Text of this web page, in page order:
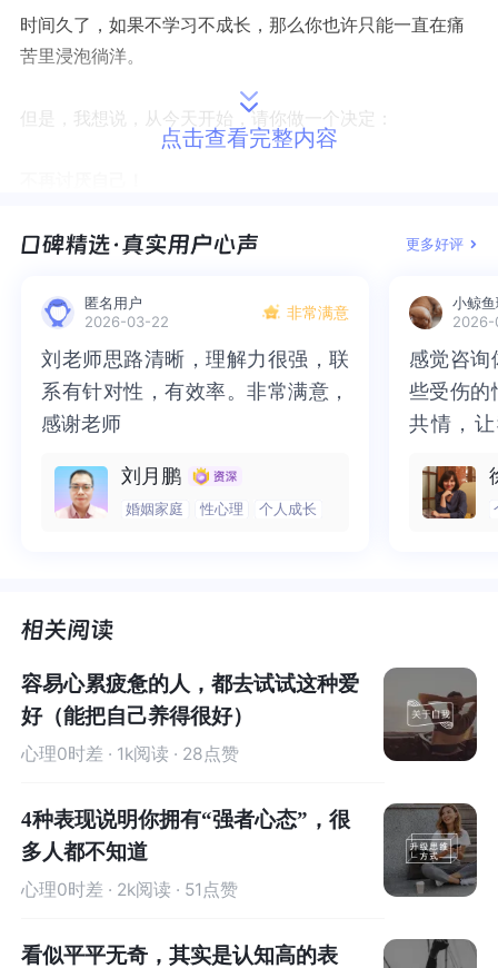
时间久了，如果不学习不成长，那么你也许只能一直在痛
苦里浸泡徜洋。
但是，我想说，从今天开始，请你做一个决定：
是的，从今天开始，做一个决定：不再讨厌自己！
真相！有多少人在自我厌恶中长大
我们常常以为，讨厌自己只是少数人的困扰，但事实可能
恰恰相反。现实中却是，绝大多数人在成长过程中都曾经
一项针对成年人的心理调查显示，超过70%的人承认，他
值得被爱”或“不如别人”。这种自我厌恶并非偶然的情绪波
动，而是长期积累的心理状态，甚至可能成为一种习惯。
而是来自童年时期的负面反馈。父母的无心批评、老师的
严厉指责、同龄人的嘲笑排斥，都可能在一个人的心里埋
下“我不够好”的种子。
点击查看完整内容
更多好评
匿名用户
2026-03-22
非常满意
刘老师思路清晰，理解力很强，联
系有针对性，有效率。非常满意，
感谢老师
刘老师思路清晰，理解力很强，联
系有针对性，有效率。非常满意，
感谢老师
刘月鹏
婚姻家庭 性心理 个人成长
小鲸
感觉咨询
些受伤的
共情，
一部分
而且当
感觉咨询
些受伤的
共情，让
处理的
询师准
容易心累疲惫的人，都去试试这种爱
好（能把自己养得很好）
心理0时差 · 1k阅读 · 28点赞
4种表现说明你拥有“强者心态”，很
多人都不知道
心理0时差 · 2k阅读 · 51点赞
看似平平无奇，其实是认知高的表